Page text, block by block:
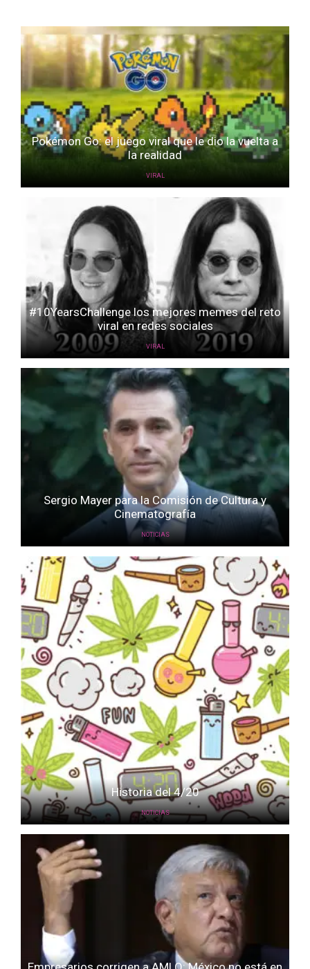
Pokémon Go: el juego viral que le dio la vuelta a
la realidad
VIRAL
#10YearsChallenge los mejores memes del reto
viral en redes sociales
VIRAL
Sergio Mayer para la Comisión de Cultura y
Cinematografía
NOTICIAS
Historia del 4/20
NOTICIAS